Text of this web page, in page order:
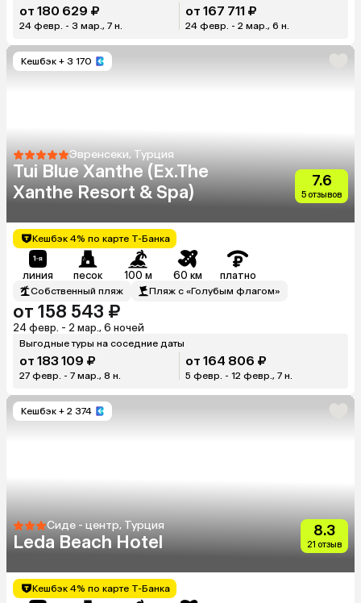
от 180 629 ₽
24 февр. - 3 мар., 7 н.
от 167 711 ₽
24 февр. - 2 мар., 6 н.
Кешбэк + 3 170
Эвренсеки, Турция
Tui Blue Xanthe (Ex.The
Xanthe Resort & Spa)
7.6
5 отзывов
Кешбэк 4% по карте Т-Банка
линия песок 100 м 60 км платно
Собственный пляж Пляж с «Голубым флагом»
от 158 543 ₽
24 февр. - 2 мар., 6 ночей
Выгодные туры на соседние даты
от 183 109 ₽
27 февр. - 7 мар., 8 н.
от 164 806 ₽
5 февр. - 12 февр., 7 н.
Кешбэк + 2 374
Сиде - центр, Турция
Leda Beach Hotel
8.3
21 отзыв
Кешбэк 4% по карте Т-Банка